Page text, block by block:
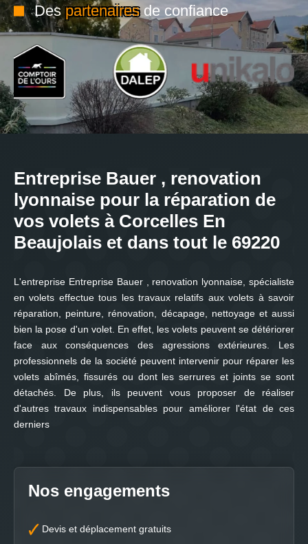
Despartenairesde confiance
Entreprise Bauer , renovation
lyonnaise pour la réparation de
vos volets à Corcelles En
Beaujolais et dans tout le 69220
L'entreprise Entreprise Bauer , renovation lyonnaise, spécialiste
en volets effectue tous les travaux relatifs aux volets à savoir
réparation, peinture, rénovation, décapage, nettoyage et aussi
bien la pose d'un volet. En effet, les volets peuvent se détériorer
face aux conséquences des agressions extérieures. Les
professionnels de la société peuvent intervenir pour réparer les
volets abîmés, fissurés ou dont les serrures et joints se sont
détachés. De plus, ils peuvent vous proposer de réaliser
d'autres travaux indispensables pour améliorer l'état de ces
derniers
Nos engagements
Devis et déplacement gratuits